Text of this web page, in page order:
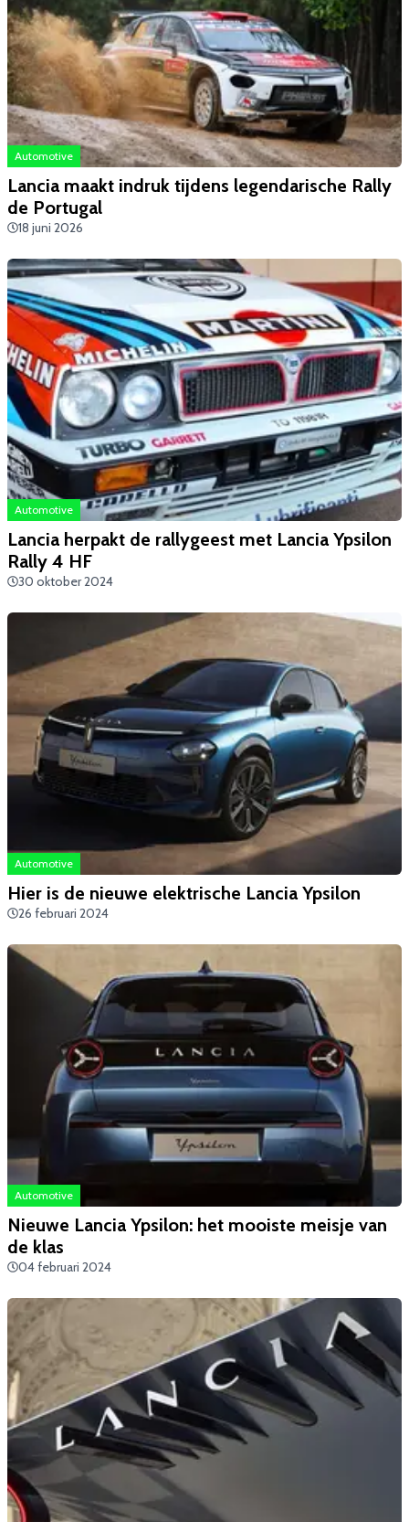
Automotive
Lancia maakt indruk tijdens legendarische Rally
de Portugal
18 juni 2026
Automotive
Lancia herpakt de rallygeest met Lancia Ypsilon
Rally 4 HF
30 oktober 2024
Automotive
Hier is de nieuwe elektrische Lancia Ypsilon
26 februari 2024
Automotive
Nieuwe Lancia Ypsilon: het mooiste meisje van
de klas
04 februari 2024